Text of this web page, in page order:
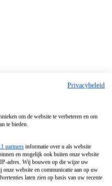
Privacybeleid
om de website te verbeteren en om
te bieden.
partners informatie over u als website
en mogelijk ook buiten onze website
adres. Wij bouwen op die wijze uw
website en communicatie aan op uw
laten zien op basis van uw recente